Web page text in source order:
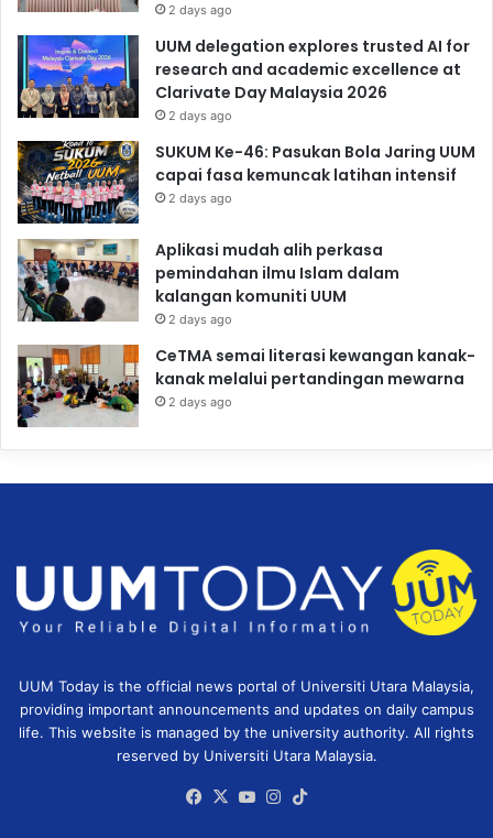
2 days ago
UUM delegation explores trusted AI for
research and academic excellence at
Clarivate Day Malaysia 2026
2 days ago
SUKUM Ke-46: Pasukan Bola Jaring UUM
capai fasa kemuncak latihan intensif
2 days ago
Aplikasi mudah alih perkasa
pemindahan ilmu Islam dalam
kalangan komuniti UUM
2 days ago
CeTMA semai literasi kewangan kanak-
kanak melalui pertandingan mewarna
2 days ago
UUM Today is the official news portal of Universiti Utara Malaysia,
providing important announcements and updates on daily campus
life. This website is managed by the university authority. All rights
reserved by Universiti Utara Malaysia.
Facebook
X YouTubeInstagram